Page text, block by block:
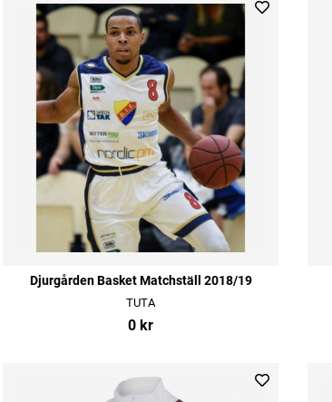
Djurgården Basket Matchställ 2018/19
TUTA
0 kr